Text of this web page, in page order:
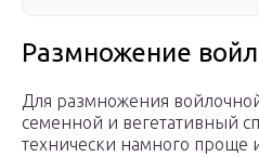
Размножение
Для размножения
семенной и вегетативный
технически намного проще